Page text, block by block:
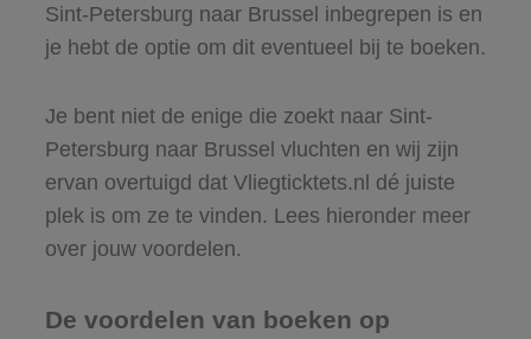
Sint-Petersburg naar Brussel inbegrepen is en
je hebt de optie om dit eventueel bij te boeken.
Je bent niet de enige die zoekt naar Sint-
Petersburg naar Brussel vluchten en wij zijn
ervan overtuigd dat Vliegticktets.nl dé juiste
plek is om ze te vinden. Lees hieronder meer
over jouw voordelen.
De voordelen van boeken op